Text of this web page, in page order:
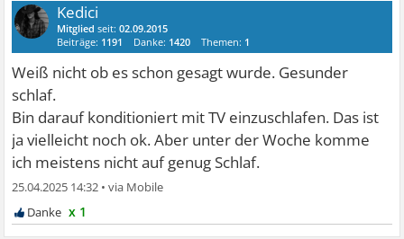
Kedici
Mitglied seit:02.09.2015
Beiträge: 1191 Danke: 1420 Themen: 1
Weiß nicht ob es schon gesagt wurde. Gesunder
schlaf.
Bin darauf konditioniert mit TV einzuschlafen. Das ist
ja vielleicht noch ok. Aber unter der Woche komme
ich meistens nicht auf genug Schlaf.
25.04.2025 14:32 •
x 1